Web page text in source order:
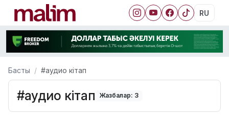
RU
Басты #аудио кітап
#аудио кітап Жазбалар: 3